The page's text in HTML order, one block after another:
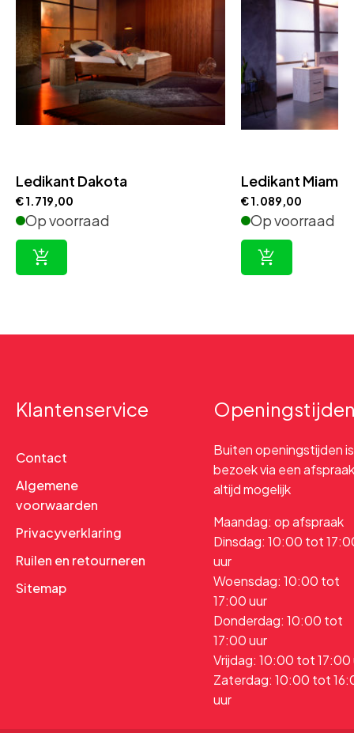
Ledikant Dakota
€1.719,00
Op voorraad
Ledikant Miami
€1.089,00
Op voorraad
Klantenservice
Contact
Algemene
voorwaarden
Privacyverklaring
Ruilen en retourneren
Sitemap
Buiten openingstijden is
bezoek via een afspraak
altijd mogelijk
Maandag: op afspraak
Dinsdag: 10:00 tot
uur
Woensdag: 10:00 tot
17:00 uur
Donderdag: 10:00 tot
17:00 uur
Vrijdag: 10:00 tot 17:00
Zaterdag: 10:00 tot
uur